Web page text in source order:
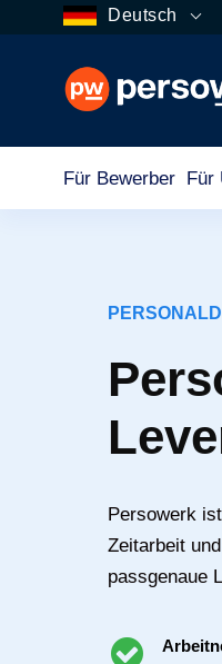
Deutsch
Für Bewerber Für
Persowerk
Zeitarbeit
passgenaue